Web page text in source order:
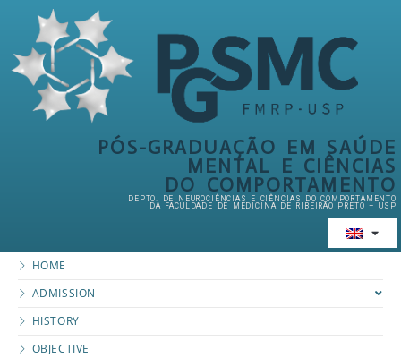
PÓS-GRADUAÇÃO EM SAÚDE
MENTAL E CIÊNCIAS
DO COMPORTAMENTO
DEPTO. DE NEUROCIÊNCIAS E CIÊNCIAS DO COMPORTAMENTO
DA FACULDADE DE MEDICINA DE RIBEIRÃO PRETO – USP
HOME
ADMISSION
HISTORY
OBJECTIVE